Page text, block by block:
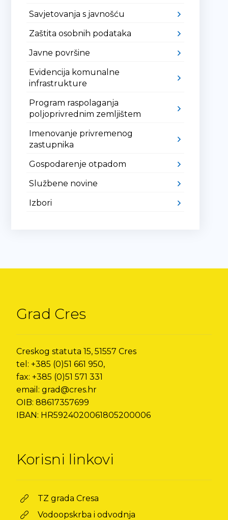
Savjetovanja s javnošću
Zaštita osobnih podataka
Javne površine
Evidencija komunalne
infrastrukture
Program raspolaganja
poljoprivrednim zemljištem
Imenovanje privremenog
zastupnika
Gospodarenje otpadom
Službene novine
Izbori
Grad Cres
Creskog statuta 15, 51557 Cres
tel: +385 (0)51 661 950,
fax: +385 (0)51 571 331
email: grad@cres.hr
OIB: 88617357699
IBAN: HR5924020061805200006
Korisni linkovi
TZ grada Cresa
Vodoopskrba i odvodnja